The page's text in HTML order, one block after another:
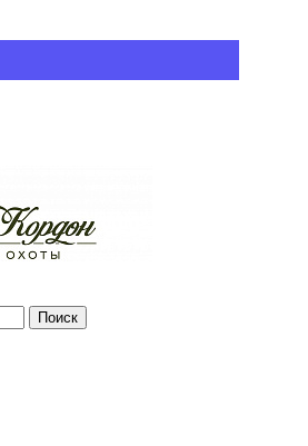
Поиск